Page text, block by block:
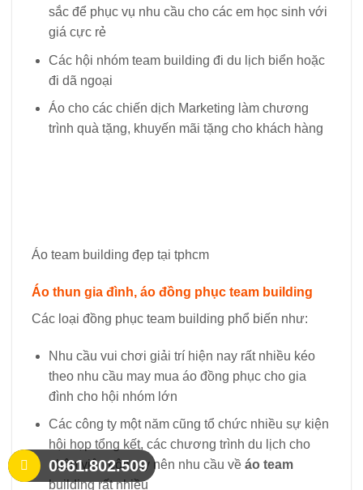
sắc để phục vụ nhu cầu cho các em học sinh với
giá cực rẻ
Các hội nhóm team building đi du lịch biển hoặc
đi dã ngoại
Áo cho các chiến dịch Marketing làm chương
trình quà tặng, khuyến mãi tặng cho khách hàng
Áo team building đẹp tại tphcm
Áo thun gia đình, áo đồng phục team building
Các loại đồng phục team building phổ biến như:
Nhu cầu vui chơi giải trí hiện nay rất nhiều kéo
theo nhu cầu may mua áo đồng phục cho gia
đình cho hội nhóm lớn
Các công ty một năm cũng tổ chức nhiều sự kiện
hội họp tổng kết, các chương trình du lịch cho
nhân viên công ty nên nhu cầu về áo team
building rất nhiều
0961.802.509